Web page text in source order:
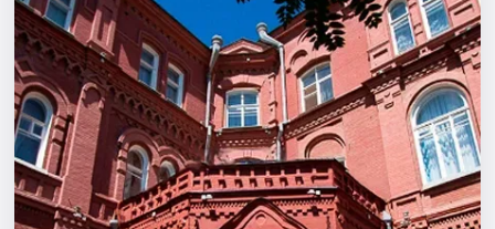
Экскурсии
Спорт
События
Города